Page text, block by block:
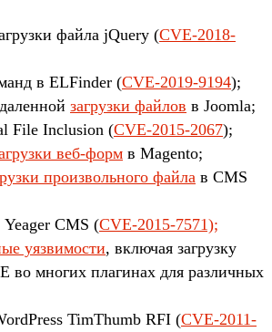
файла jQuery (CVE-2018-
в ELFinder (CVE-2019-9194);
загрузки файлов в Joomla;
File Inclusion (CVE-2015-2067);
веб-форм в Magento;
произвольного файла в CMS
Yeager CMS (CVE-2015-7571);
уязвимости, включая загрузку
во многих плагинах для различных
TimThumb RFI (CVE-2011-